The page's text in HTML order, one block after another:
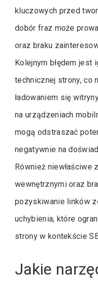
kluczowych przed
dobór fraz może
oraz braku
Kolejnym błędem jest
technicznej strony, co
ładowaniem się
na urządzeniach
mogą odstraszać
negatywnie na
Również niewłaściwe
wewnętrznymi oraz
pozyskiwanie linków
uchybienia, które
strony w kontekście
Jakie